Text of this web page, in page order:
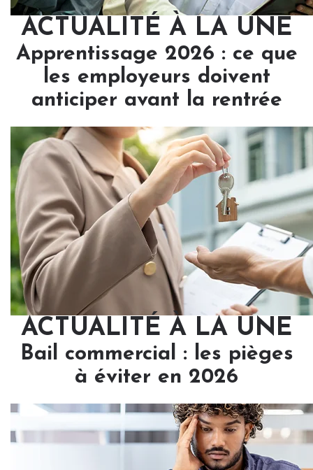
ACTUALITÉ À LA UNE
Apprentissage 2026 : ce que
les employeurs doivent
anticiper avant la rentrée
ACTUALITÉ À LA UNE
Bail commercial : les pièges
à éviter en 2026